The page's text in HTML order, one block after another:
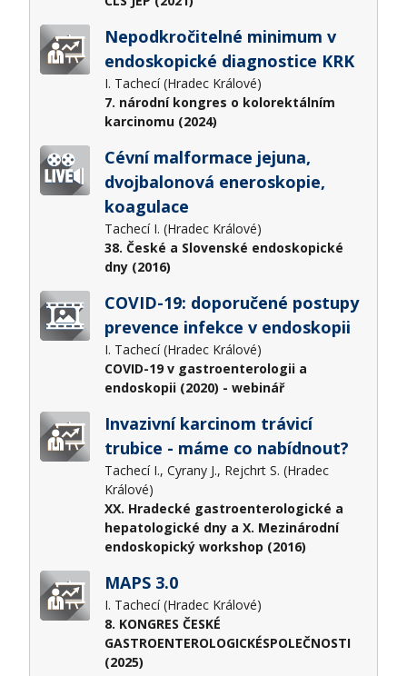
Nepodkročitelné minimum v
endoskopické diagnostice KRK
I. Tachecí (Hradec Králové)
7. národní kongres o kolorektálním
karcinomu (2024)
Cévní malformace jejuna,
dvojbalonová eneroskopie,
koagulace
Tachecí I. (Hradec Králové)
38. České a Slovenské endoskopické
dny (2016)
COVID-19: doporučené postupy
prevence infekce v endoskopii
I. Tachecí (Hradec Králové)
COVID-19 v gastroenterologii a
endoskopii (2020) - webinář
Invazivní karcinom trávicí
trubice - máme co nabídnout?
Tachecí I., Cyrany J., Rejchrt S. (Hradec
Králové)
XX. Hradecké gastroenterologické a
hepatologické dny a X. Mezinárodní
endoskopický workshop (2016)
MAPS 3.0
I. Tachecí (Hradec Králové)
8. KONGRES ČESKÉ
GASTROENTEROLOGICKÉSPOLEČNOSTI
(2025)